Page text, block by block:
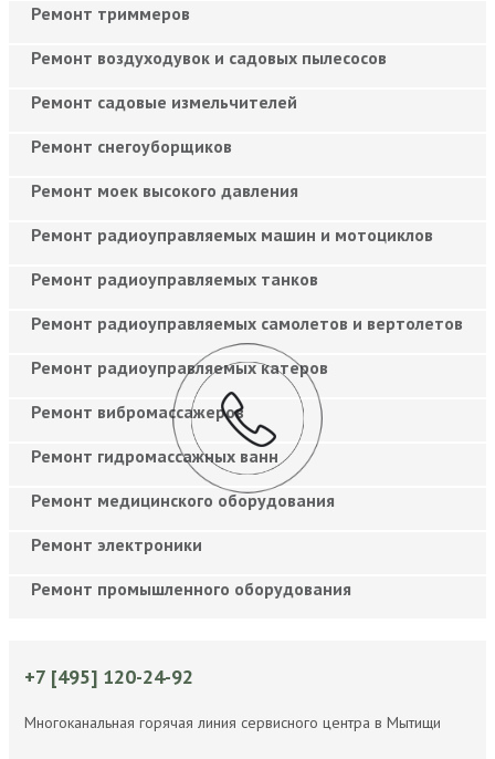
Ремонт триммеров
Ремонт воздуходувок и садовых пылесосов
Ремонт садовые измельчителей
Ремонт снегоуборщиков
Ремонт моек высокого давления
Ремонт радиоуправляемых машин и мотоциклов
Ремонт радиоуправляемых танков
Ремонт радиоуправляемых самолетов и вертолетов
Ремонт радиоуправляемых катеров
Ремонт вибромассажеров
Ремонт гидромассажных ванн
Ремонт медицинского оборудования
Ремонт электроники
Ремонт промышленного оборудования
+7 [495] 120-24-92
Многоканальная горячая линия сервисного центра в Мытищи